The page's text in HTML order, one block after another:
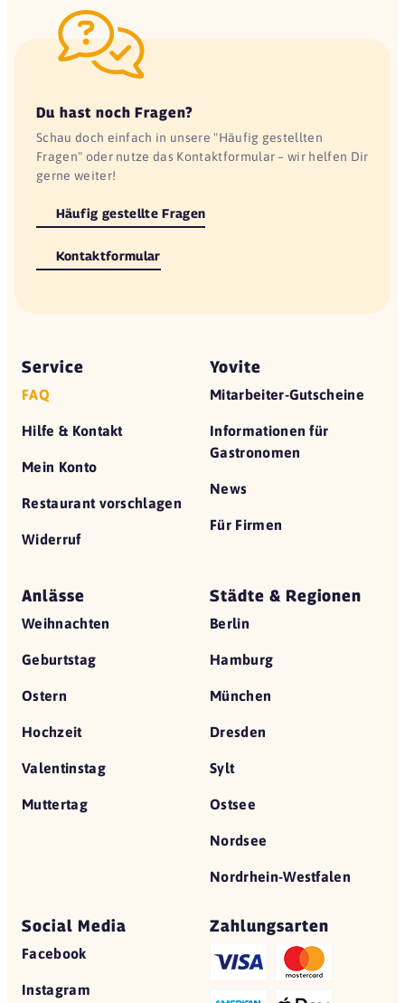
Du hast noch Fragen?
Schau doch einfach in unsere "Häufig gestellten
Fragen" oder nutze das Kontaktformular – wir helfen Dir
gerne weiter!
Häufig gestellte Fragen
Kontaktformular
Service
FAQ
Hilfe & Kontakt
Mein Konto
Restaurant vorschlagen
Widerruf
Yovite
Mitarbeiter-Gutscheine
Informationen für
Gastronomen
News
Für Firmen
Anlässe
Weihnachten
Geburtstag
Ostern
Hochzeit
Valentinstag
Muttertag
Städte & Regionen
Berlin
Hamburg
München
Dresden
Sylt
Ostsee
Nordsee
Nordrhein-Westfalen
Social Media
Facebook
Instagram
Zahlungsarten